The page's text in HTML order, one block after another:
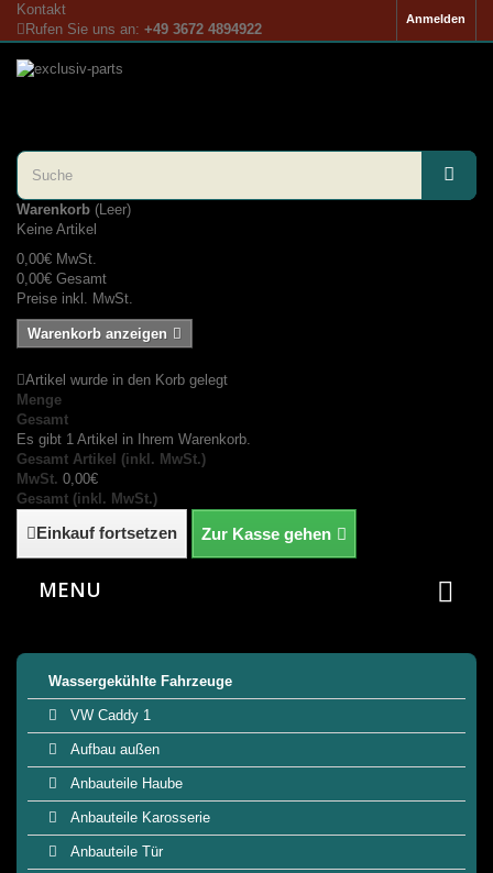
Anmelden
Kontakt
Rufen Sie uns an: +49 3672 4894922
Warenkorb (Leer)
Keine Artikel
0,00€ MwSt.
0,00€ Gesamt
Preise inkl. MwSt.
Warenkorb anzeigen
Artikel wurde in den Korb gelegt
Menge
Gesamt
Es gibt 1 Artikel in Ihrem Warenkorb.
Gesamt Artikel (inkl. MwSt.)
MwSt. 0,00€
Gesamt (inkl. MwSt.)
Einkauf fortsetzen Zur Kasse gehen
MENU
Wassergekühlte Fahrzeuge
VW Caddy 1
Aufbau außen
Anbauteile Haube
Anbauteile Karosserie
Anbauteile Tür